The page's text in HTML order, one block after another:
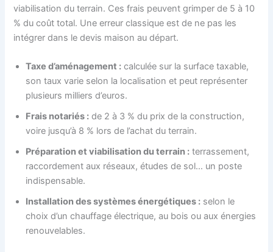
viabilisation du terrain. Ces frais peuvent grimper de 5 à 10
% du coût total. Une erreur classique est de ne pas les
intégrer dans le devis maison au départ.
Taxe d’aménagement : calculée sur la surface taxable,
son taux varie selon la localisation et peut représenter
plusieurs milliers d’euros.
Frais notariés : de 2 à 3 % du prix de la construction,
voire jusqu’à 8 % lors de l’achat du terrain.
Préparation et viabilisation du terrain : terrassement,
raccordement aux réseaux, études de sol… un poste
indispensable.
Installation des systèmes énergétiques : selon le
choix d’un chauffage électrique, au bois ou aux énergies
renouvelables.